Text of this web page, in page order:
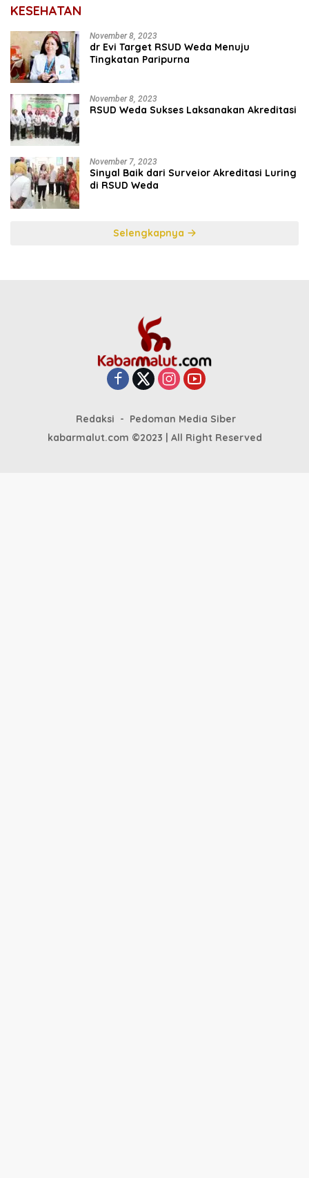
KESEHATAN
November 8, 2023
dr Evi Target RSUD Weda Menuju
Tingkatan Paripurna
November 8, 2023
RSUD Weda Sukses Laksanakan Akreditasi
November 7, 2023
Sinyal Baik dari Surveior Akreditasi Luring
di RSUD Weda
Selengkapnya
Redaksi
Pedoman Media Siber
kabarmalut.com ©2023 | All Right Reserved